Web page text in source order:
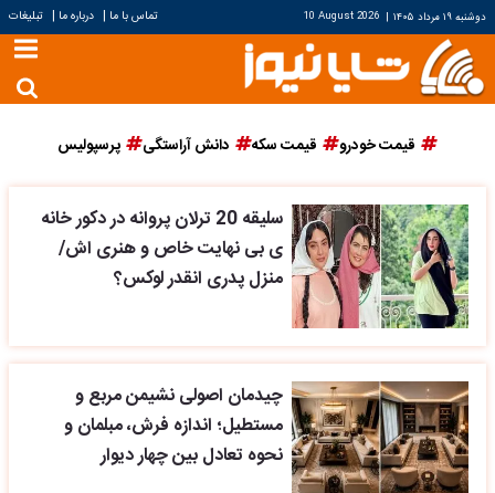
دوشنبه ۱۹ مرداد ۱۴۰۵ |
10 August 2026 تماس با ما | درباره ما | تبلیغات
قیمت خودرو قیمت سکه دانش آراستگی پرسپولیس
سلیقه 20 ترلان پروانه در دکور خانه
ی بی نهایت خاص و هنری اش/
منزل پدری انقدر لوکس؟
چیدمان اصولی نشیمن مربع و
مستطیل؛ اندازه فرش، مبلمان و
نحوه تعادل بین چهار دیوار